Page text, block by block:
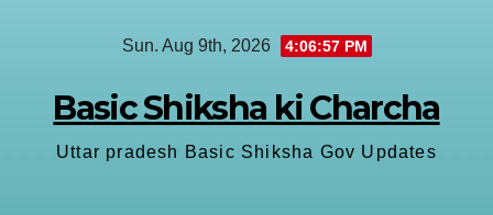
Sun. Aug 9th, 2026 4:06:57 PM
Basic Shiksha ki Charcha
Uttar pradesh Basic Shiksha Gov Updates